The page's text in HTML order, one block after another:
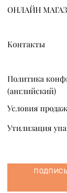
ОНЛАЙН
Контакты
Политика
(английский)
Условия
Утилизация